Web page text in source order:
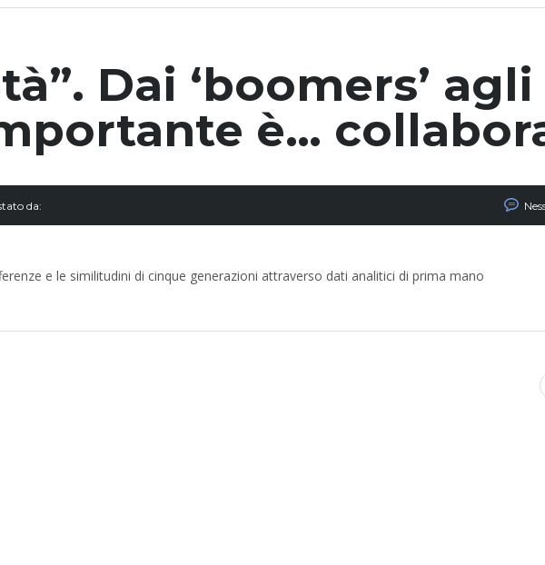
Dai ‘boomers’ agli
è…
da:
e le similitudini di cinque generazioni attraverso dati analitici di prima mano